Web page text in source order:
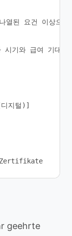
된 요건 이상으
시기와 급여 기대
지털)]
geehrte